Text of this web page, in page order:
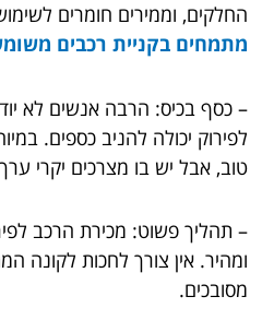
החלקים, וממירים חומרים
מתמחים בקניית רכבים
– כסף בכיס: הרבה אנשים לא
לפירוק יכולה להניב כספים.
טוב, אבל יש בו מצרכים יקרי
– תהליך פשוט: מכירת הרכב
ומהיר. אין צורך לחכות לקונה
מסובכים.